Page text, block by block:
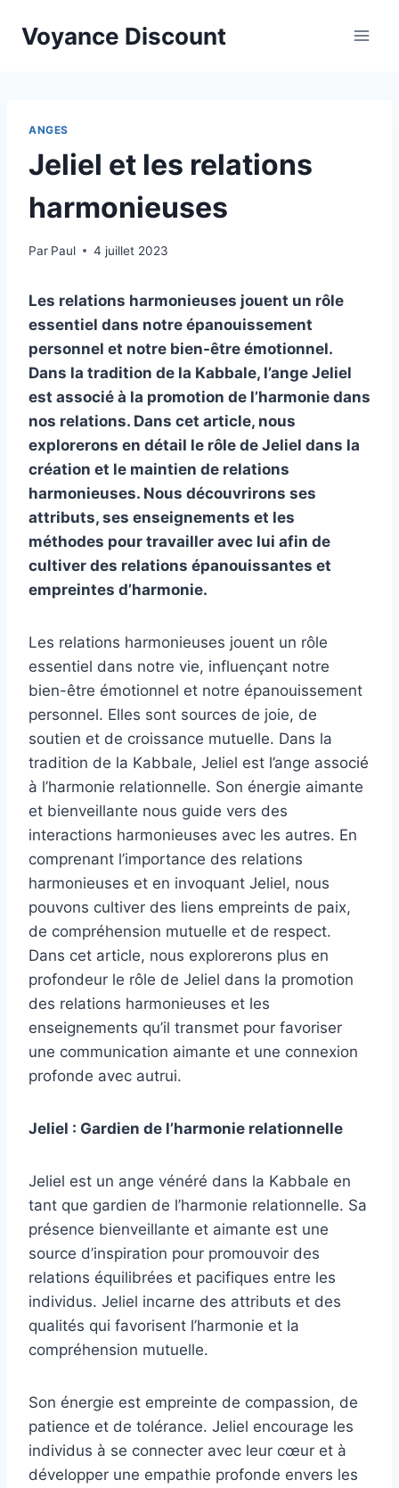
Voyance Discount
ANGES
Jeliel et les relations
harmonieuses
Par Paul 4 juillet 2023
Les relations harmonieuses jouent un rôle
essentiel dans notre épanouissement
personnel et notre bien-être émotionnel.
Dans la tradition de la Kabbale, l’ange Jeliel
est associé à la promotion de l’harmonie dans
nos relations. Dans cet article, nous
explorerons en détail le rôle de Jeliel dans la
création et le maintien de relations
harmonieuses. Nous découvrirons ses
attributs, ses enseignements et les
méthodes pour travailler avec lui afin de
cultiver des relations épanouissantes et
empreintes d’harmonie.
Les relations harmonieuses jouent un rôle
essentiel dans notre vie, influençant notre
bien-être émotionnel et notre épanouissement
personnel. Elles sont sources de joie, de
soutien et de croissance mutuelle. Dans la
tradition de la Kabbale, Jeliel est l’ange associé
à l’harmonie relationnelle. Son énergie aimante
et bienveillante nous guide vers des
interactions harmonieuses avec les autres. En
comprenant l’importance des relations
harmonieuses et en invoquant Jeliel, nous
pouvons cultiver des liens empreints de paix,
de compréhension mutuelle et de respect.
Dans cet article, nous explorerons plus en
profondeur le rôle de Jeliel dans la promotion
des relations harmonieuses et les
enseignements qu’il transmet pour favoriser
une communication aimante et une connexion
profonde avec autrui.
Jeliel : Gardien de l’harmonie relationnelle
Jeliel est un ange vénéré dans la Kabbale en
tant que gardien de l’harmonie relationnelle. Sa
présence bienveillante et aimante est une
source d’inspiration pour promouvoir des
relations équilibrées et pacifiques entre les
individus. Jeliel incarne des attributs et des
qualités qui favorisent l’harmonie et la
compréhension mutuelle.
Son énergie est empreinte de compassion, de
patience et de tolérance. Jeliel encourage les
individus à se connecter avec leur cœur et à
développer une empathie profonde envers les